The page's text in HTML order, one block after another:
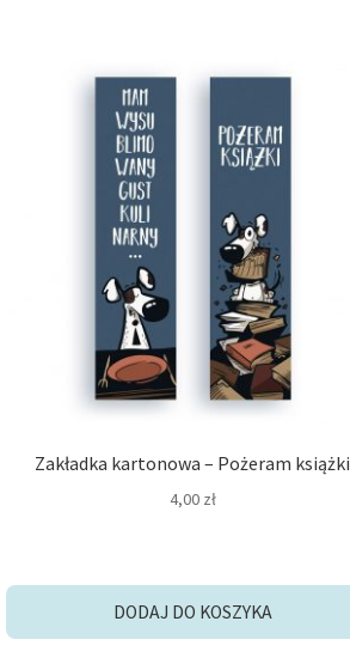
Zakładka kartonowa – Pożeram książki
4,00 zł
DODAJ DO KOSZYKA